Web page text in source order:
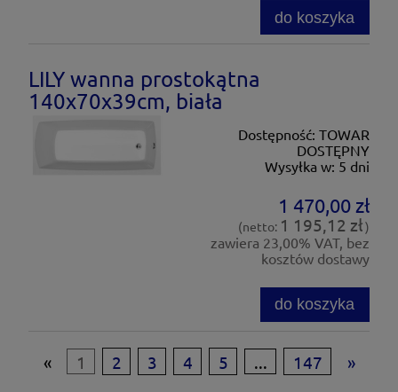
do koszyka
LILY wanna prostokątna
140x70x39cm, biała
Dostępność: TOWAR
DOSTĘPNY
Wysyłka w: 5 dni
1 470,00 zł
(netto: 1 195,12 zł)
zawiera 23,00% VAT, bez
kosztów dostawy
do koszyka
« 1 2 3 4 5 ... 147 »